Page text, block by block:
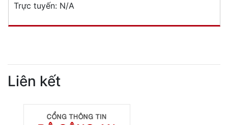
Trực tuyến: N/A
Liên kết